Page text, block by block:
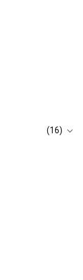
(16)